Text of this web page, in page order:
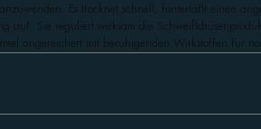
anzuwenden. Es trocknet schnell, hinterläßt einen
auf: Sie reguliert wirksam die
angereichert mit beruhigenden Wirkstoffen für